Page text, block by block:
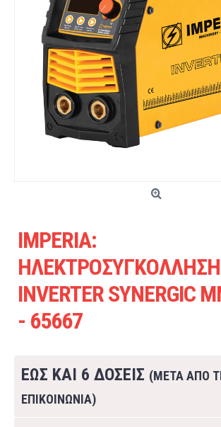
IMPERIA:
ΗΛΕΚΤΡΟΣΥΓΚΟΛΛΗΣΗ
INVERTER SYNERGIC
- 65667
ΕΩΣ ΚΑΙ 6 ΔΟΣΕΙΣ (ΜΕΤΑ ΑΠΟ
ΕΠΙΚΟΙΝΩΝΙΑ)